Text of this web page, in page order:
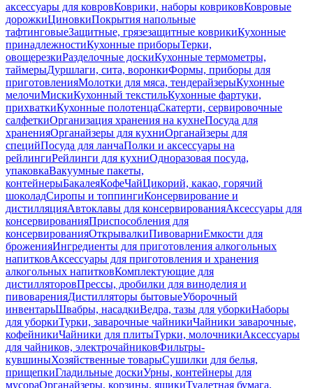
аксессуары для ковровКоврики, наборы ковриковКовровые
дорожкиЦиновкиПокрытия напольные
тафтинговыеЗащитные, грязезащитные коврикиКухонные
принадлежностиКухонные приборыТерки,
овощерезкиРазделочные доскиКухонные термометры,
таймерыДуршлаги, сита, воронкиФормы, приборы для
приготовленияМолотки для мяса, тендерайзерыКухонные
мелочиМискиКухонный текстильКухонные фартуки,
прихваткиКухонные полотенцаСкатерти, сервировочные
салфеткиОрганизация хранения на кухнеПосуда для
храненияОрганайзеры для кухниОрганайзеры для
специйПосуда для ланчаПолки и аксессуары на
рейлингиРейлинги для кухниОдноразовая посуда,
упаковкаВакуумные пакеты,
контейнерыБакалеяКофеЧайЦикорий, какао, горячий
шоколадСиропы и топпингиКонсервирование и
дистилляцияАвтоклавы для консервированияАксессуары для
консервированияПриспособления для
консервированияОткрывалкиПивоварниЕмкости для
броженияИнгредиенты для приготовления алкогольных
напитковАксессуары для приготовления и хранения
алкогольных напитковКомплектующие для
дистилляторовПрессы, дробилки для виноделия и
пивоваренияДистилляторы бытовыеУборочный
инвентарьШвабры, насадкиВедра, тазы для уборкиНаборы
для уборкиТурки, заварочные чайникиЧайники заварочные,
кофейникиЧайники для плитыТурки, молочникиАксессуары
для чайников, электрочайниковФильтры-
кувшиныХозяйственные товарыСушилки для белья,
прищепкиГладильные доскиУрны, контейнеры для
мусораОрганайзеры, корзины, ящикиТуалетная бумага,